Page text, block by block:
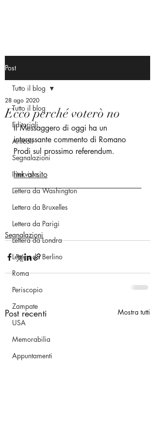
Post
Tutto il blog
Editoriali
Articoli
Segnalazioni
Interviste
Lettera da Washington
Lettera da Bruxelles
Lettera da Parigi
Lettera da Londra
Lettera da Berlino
Roma
Periscopio
Zampate
USA
Memorabilia
Appuntamenti
Tutto il blog
Ecco perché voterò no
28 ago 2020
Il Messaggero di oggi ha un
interessante commento di Romano
Prodi sul prossimo referendum.
link al sito
Segnalazioni
Post recenti Mostra tutti